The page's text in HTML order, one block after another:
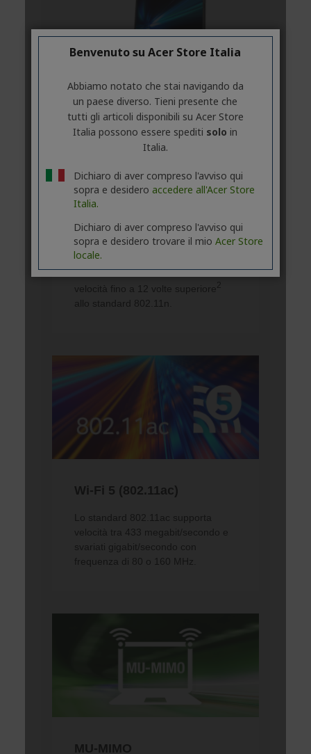
Benvenuto su Acer Store Italia
Abbiamo notato che stai navigando da
un paese diverso. Tieni presente che
tutti gli articoli disponibili su Acer Store
Italia possono essere spediti solo in
Italia.
Dichiaro di aver compreso l'avviso qui
sopra e desidero accedere all'Acer Store
Italia.
Dichiaro di aver compreso l'avviso qui
sopra e desidero trovare il mio Acer Store
locale.